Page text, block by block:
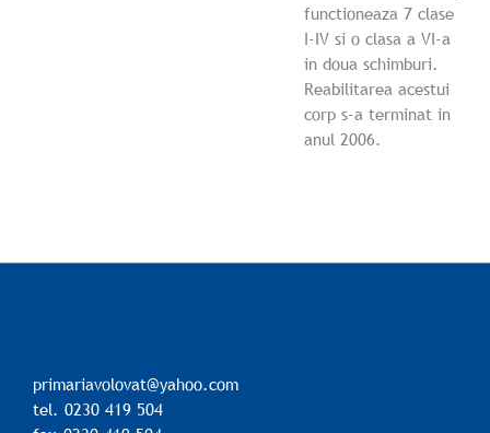
functioneaza 7 clase
I-IV si o clasa a VI-a
in doua schimburi.
Reabilitarea acestui
corp s-a terminat in
anul 2006.
primariavolovat@yahoo.com
tel. 0230 419 504